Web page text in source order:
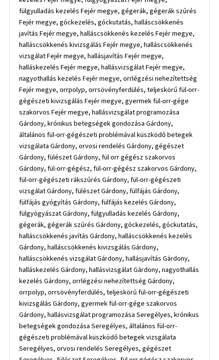
fülgyulladás kezelés Fejér megye, gégerák, gégerák szűrés
Fejér megye, góckezelés, góckutatás, halláscsökkenés
javítás Fejér megye, halláscsökkenés kezelés Fejér megye,
halláscsökkenés kivizsgálás Fejér megye, halláscsökkenés
vizsgálat Fejér megye, hallásjavítás Fejér megye,
halláskezelés Fejér megye, hallásvizsgálat Fejér megye,
nagyothallás kezelés Fejér megye, orrlégzési nehezítettség
Fejér megye, orrpolyp, orrsövényferdülés, teljeskörű fül-orr-
gégészeti kivizsgálás Fejér megye, gyermek fül-orr-gége
szakorvos Fejér megye, hallásvizsgálat programozása
Gárdony, krónikus betegségek gondozása Gárdony,
általános fül-orr-gégészeti problémával küszködő betegek
vizsgálata Gárdony, orvosi rendelés Gárdony, gégészet
Gárdony, fülészet Gárdony, fül orr gégész szakorvos
Gárdony, fül-orr-gégész, fül-orr-gégész szakorvos Gárdony,
fül-orr-gégészeti rákszűrés Gárdony, fül-orr-gégészeti
vizsgálat Gárdony, fülészet Gárdony, fülfájás Gárdony,
fülfájás gyógyítás Gárdony, fülfájás kezelés Gárdony,
fülgyógyászat Gárdony, fülgyulladás kezelés Gárdony,
gégerák, gégerák szűrés Gárdony, góckezelés, góckutatás,
halláscsökkenés javítás Gárdony, halláscsökkenés kezelés
Gárdony, halláscsökkenés kivizsgálás Gárdony,
halláscsökkenés vizsgálat Gárdony, hallásjavítás Gárdony,
halláskezelés Gárdony, hallásvizsgálat Gárdony, nagyothallás
kezelés Gárdony, orrlégzési nehezítettség Gárdony,
orrpolyp, orrsövényferdülés, teljeskörű fül-orr-gégészeti
kivizsgálás Gárdony, gyermek fül-orr-gége szakorvos
Gárdony, hallásvizsgálat programozása Seregélyes, krónikus
betegségek gondozása Seregélyes, általános fül-orr-
gégészeti problémával küszködő betegek vizsgálata
Seregélyes, orvosi rendelés Seregélyes, gégészet